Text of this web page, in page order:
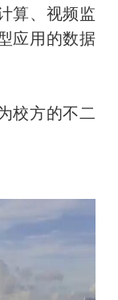
算、视频监
应用的数据
校方的不二